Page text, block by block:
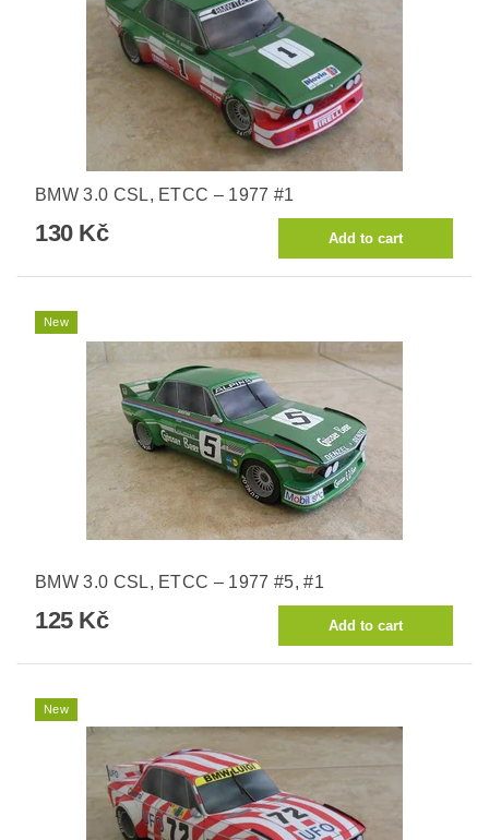
BMW 3.0 CSL, ETCC – 1977 #1
130 Kč
New
BMW 3.0 CSL, ETCC – 1977 #5, #1
125 Kč
New